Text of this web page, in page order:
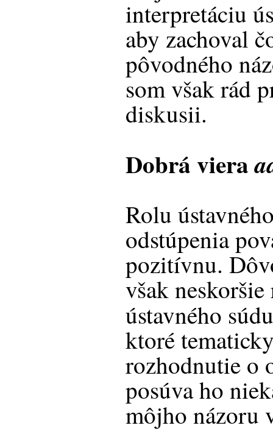
interpretáciu
aby zachoval
pôvodného
som však rád
diskusii.
Dobrá viera
Rolu
odstúpenia
pozitívnu.
však
ústavného
ktoré
rozhodnutie o
posúva ho
môjho názoru